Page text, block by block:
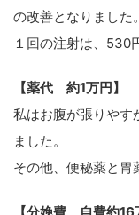
の改善となりました。
１回の注射は、530
【薬代 約1万円】
私はお腹が張りやす
ました。
その他、便秘薬と胃